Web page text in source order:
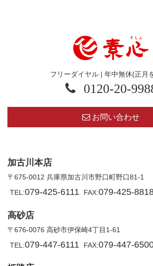
フリーダイヤル | 年中無休(正月
0120-20-
お問い合わせ
加古川本店
〒675-0012 兵庫県加古川市野口町野口81-1
TEL:079-425-6111 FAX:079-425-
高砂店
〒676-0076 高砂市伊保崎4丁目1-61
TEL:079-447-6111 FAX:079-447-